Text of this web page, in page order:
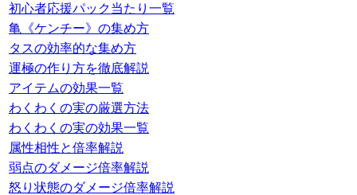
初心者応援パック当たり一覧
亀《ケンチー》の集め方
タスの効率的な集め方
運極の作り方を徹底解説
アイテムの効果一覧
わくわくの実の厳選方法
わくわくの実の効果一覧
属性相性と倍率解説
弱点のダメージ倍率解説
怒り状態のダメージ倍率解説